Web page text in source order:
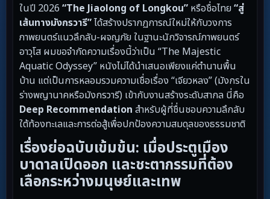
ในปี 2026 “The Jiaolong of Longkou” หรือชื่อไทย “สู่
เส้นทางมังกรวารี”ได้สร้างปรากฏการณ์ใหม่ให้กับวงการ
ภาพยนตร์แนวลึกลับ-ผจญภัย ในฐานะนักวิจารณ์ภาพยนตร์
อาวุโส ผมขอจำกัดความเรื่องนี้ว่าเป็น “The Majestic
Aquatic Odyssey” หนังไม่ได้นำเสนอเพียงแค่ตำนานพื้น
บ้าน แต่เป็นการหลอมรวมความเชื่อเรื่อง “เจียวหลง” (มังกรใน
ร่างพญานาคหรือมังกรวารี) เข้ากับงานสร้างระดับสากล นี่คือ
Deep Recommendation สำหรับผู้ที่ชื่นชอบความลึกลับ
ใต้ท้องทะเลและการต่อสู้เพื่อปกป้องความสมดุลของธรรมชาติ
เรื่องย่อฉบับเข้มข้น: เมื่อประตูเมือง
บาดาลเปิดออก และชะตากรรมที่ต้อง
เลือกระหว่างมนุษย์และเทพ